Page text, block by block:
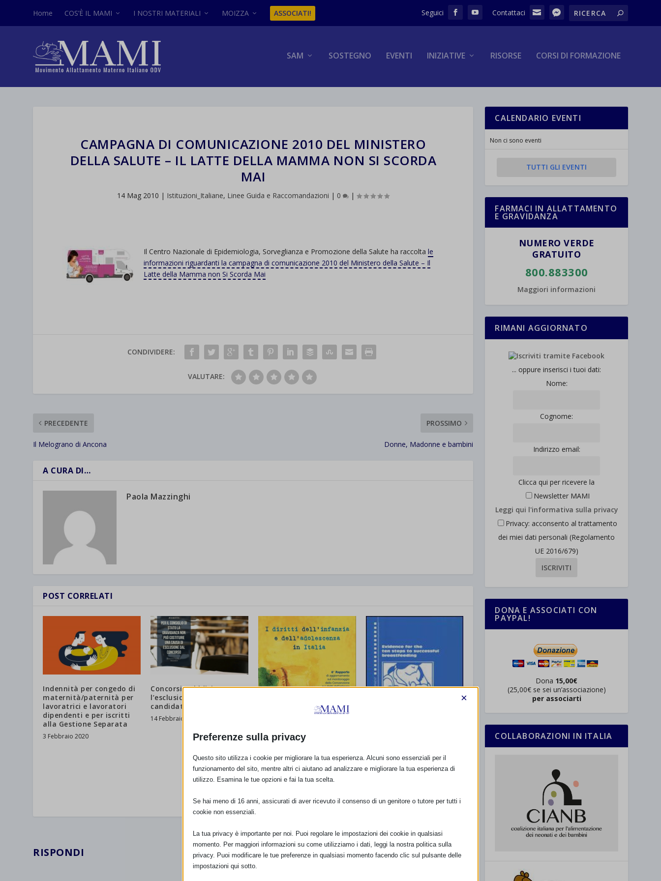
Home COS’È IL MAMI I NOSTRI MATERIALI MOIZZA ASSOCIATI!
SAM SOSTEGNO EVENTI INIZIATIVE RISORSE CORSI DI FORMAZIONE
CAMPAGNA DI COMUNICAZIONE 2010 DEL MINISTERO
DELLA SALUTE – IL LATTE DELLA MAMMA NON SI SCORDA
MAI
14 Mag 2010 | Istituzioni_Italiane, Linee Guida e Raccomandazioni | 0 |
Il Centro Nazionale di Epidemiologia, Sorveglianza e Promozione della Salute ha raccoltale
informazioni riguardanti la campagna di comunicazione 2010 del Ministero della Salute – Il
Latte della Mamma non Si Scorda Mai
CONDIVIDERE:
VALUTARE:
PRECEDENTE
Il Melograno di Ancona
PROSSIMO
Donne, Madonne e bambini
A CURA DI…
Paola Mazzinghi
POST CORRELATI
Indennità per congedo di
maternità/paternità per
lavoratrici e lavoratori
dipendenti e per iscritti
alla Gestione Separata
3 Febbraio 2020
Concorsi pubblici:
l’esclusione della
candidata in gravidanza
14 Febbraio 2022
Pubblicato l’8° Rapporto
CRC
Evidence for the Ten
22 Gennaio 1998
RISPONDI
CALENDARIO EVENTI
Non ci sono eventi
TUTTI GLI EVENTI
FARMACI IN ALLATTAMENTO
E GRAVIDANZA
NUMERO VERDE
GRATUITO
800.883300
Maggiori informazioni
RIMANI AGGIORNATO
... oppure inserisci i tuoi dati:
Nome:
Cognome:
Indirizzo email:
Clicca qui per ricevere la
Newsletter MAMI
Leggi qui l'informativa sulla privacy
Privacy: acconsento al trattamento
dei miei dati personali (Regolamento
UE 2016/679)
DONA E ASSOCIATI CON
PAYPAL!
Dona 15,00€
(25,00€ se sei un’associazione)
per associarti
COLLABORAZIONI IN ITALIA
Preferenze sulla privacy
×
Questo sito utilizza i cookie per migliorare la tua esperienza. Alcuni sono essenziali per il
funzionamento del sito, mentre altri ci aiutano ad analizzare e migliorare la tua esperienza di
utilizzo. Esamina le tue opzioni e fai la tua scelta.
Se hai meno di 16 anni, assicurati di aver ricevuto il consenso di un genitore o tutore per tutti i
cookie non essenziali.
La tua privacy è importante per noi. Puoi regolare le impostazioni dei cookie in qualsiasi
momento. Per maggiori informazioni su come utilizziamo i dati, leggi la nostra politica sulla
privacy. Puoi modificare le tue preferenze in qualsiasi momento facendo clic sul pulsante delle
impostazioni qui sotto.